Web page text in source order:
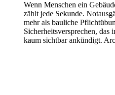
Wenn Menschen ein
zählt jede Sekunde.
mehr als bauliche
Sicherheitsversprechen,
kaum sichtbar ankündigt.